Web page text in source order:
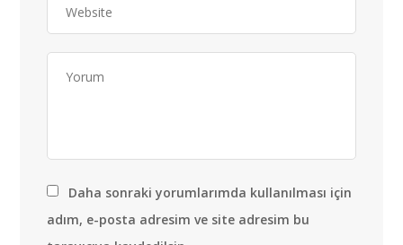
Daha sonraki yorumlarımda kullanılması için
adım, e-posta adresim ve site adresim bu